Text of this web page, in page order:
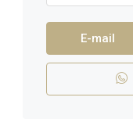
E-mail